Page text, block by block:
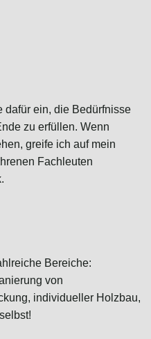
dafür ein, die Bedürfnisse
zu erfüllen. Wenn
greife ich auf mein
Fachleuten
Bereiche:
von
individueller Holzbau,